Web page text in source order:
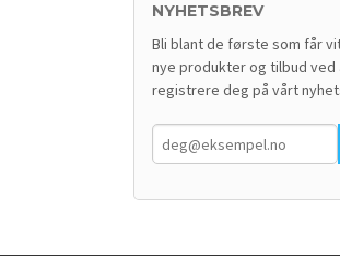
NYHETSBREV
Bli blant de første som får
nye produkter og tilbud ved
registrere deg på vårt